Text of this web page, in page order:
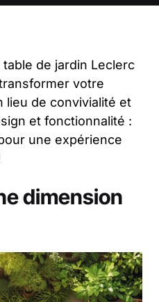
de jardin Leclerc
votre
lieu de convivialité et
et fonctionnalité :
une expérience
dimension